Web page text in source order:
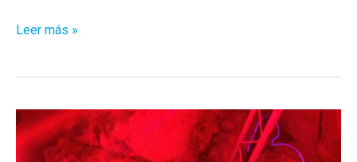
Cosas
Madrid
Leer más »